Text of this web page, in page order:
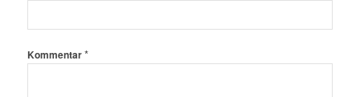
Kommentar*